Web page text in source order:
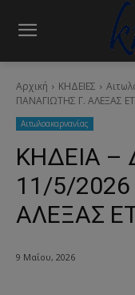
Αρχική ΚΗΔΕΙΕΣ
ΠΑΝΑΓΙΩΤΗΣ Γ. ΑΛΕΞΑΣ
Aιτωλοακαρνανίας
ΚΗΔΕΙΑ –
11/5/
ΑΛΕΞΑΣ
9 Μαΐου, 2026